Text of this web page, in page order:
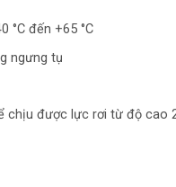
°C đến +65 °C
ngưng tụ
chịu được lực rơi từ độ cao